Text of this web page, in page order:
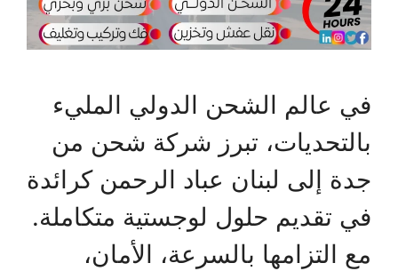
في عالم الشحن الدولي المليء
بالتحديات، تبرز شركة شحن من
جدة إلى لبنان عباد الرحمن كرائدة
في تقديم حلول لوجستية متكاملة.
مع التزامها بالسرعة، الأمان،